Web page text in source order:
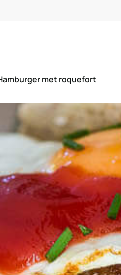
met roquefort